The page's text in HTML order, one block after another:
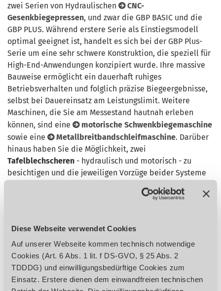
Diese Webseite verwendet Cookies
Auf unserer Webseite kommen technisch notwendige
Cookies (Art. 6 Abs. 1 lit. f DS-GVO, § 25 Abs. 2
TDDDG) und einwilligungsbedürftige Cookies zum
Einsatz. Erstere dienen dem einwandfreien technischen
zwei Serien von Hydraulischen
CNC-
Gesenkbiegepressen, und zwar die GBP BASIC und die
GBP PLUS. Während erstere Serie als Einstiegsmodell
optimal geeignet ist, handelt es sich bei der GBP Plus-
Serie um eine sehr schwere Konstruktion, die speziell für
High-End-Anwendungen konzipiert wurde. Ihre massive
Bauweise ermöglicht ein dauerhaft ruhiges
Betriebsverhalten und folglich präzise Biegeergebnisse,
selbst bei Dauereinsatz am Leistungslimit. Weitere
Maschinen, die Sie am Messestand hautnah erleben
können, sind eine
motorische Schwenkbiegemaschine
sowie eine
Metallbreitbandschleifmaschine. Darüber
hinaus haben Sie die Möglichkeit, zwei
Tafelblechscheren - hydraulisch und motorisch - zu
besichtigen und die jeweiligen Vorzüge beider Systeme
Einen Überblick über unser umfangreiches Angebot an
Dort stellen wir Ihnen einen Auszug aus unserem
Programm an Schwenkrahmen-Metallbandsägen
welchen Sie Edelstahl, Werkzeugstahl, Hohlprofile sowie
Vollmaterial jederzeit mühelos sägen können. Mit ihrem